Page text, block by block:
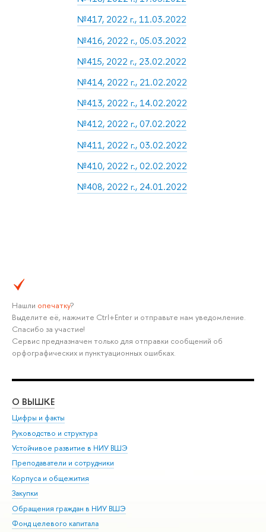
№417, 2022 г., 11.03.2022
№416, 2022 г., 05.03.2022
№415, 2022 г., 23.02.2022
№414, 2022 г., 21.02.2022
№413, 2022 г., 14.02.2022
№412, 2022 г., 07.02.2022
№411, 2022 г., 03.02.2022
№410, 2022 г., 02.02.2022
№408, 2022 г., 24.01.2022
Нашли опечатку?
Выделите её, нажмите Ctrl+Enter и отправьте нам уведомление.
Спасибо за участие!
Сервис предназначен только для отправки сообщений об
орфографических и пунктуационных ошибках.
О ВЫШКЕ
Цифры и факты
Руководство и структура
Устойчивое развитие в НИУ ВШЭ
Преподаватели и сотрудники
Корпуса и общежития
Закупки
Обращения граждан в НИУ ВШЭ
Фонд целевого капитала